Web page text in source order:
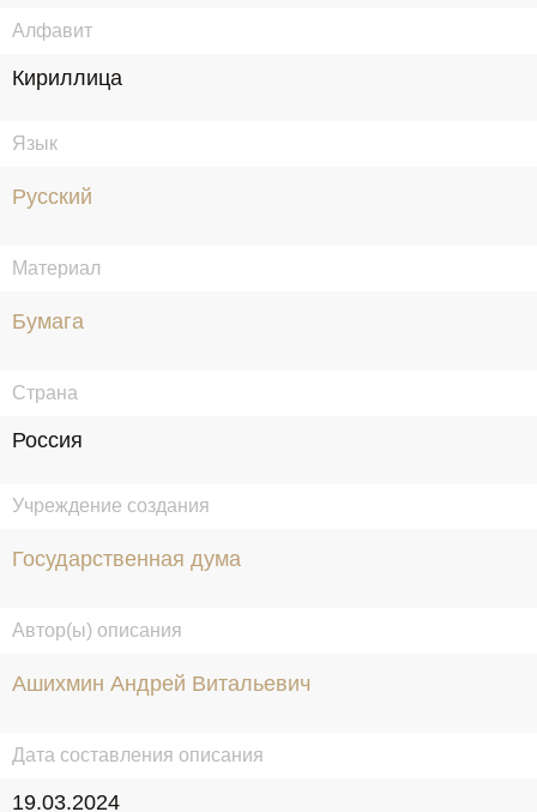
Алфавит
Кириллица
Язык
Русский
Материал
Бумага
Страна
Россия
Учреждение создания
Государственная дума
Автор(ы) описания
Ашихмин Андрей Витальевич
Дата составления описания
19.03.2024